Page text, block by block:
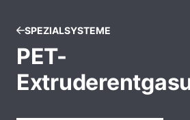
SPEZIALSYSTEME
PET-